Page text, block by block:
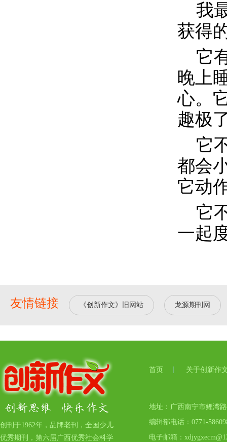
我
获得
它
晚上
心。
趣极
它
都会
它动
它
一起
友情链接 《创新作文》旧网站 龙源期刊网
创刊于1962年，品牌老刊，全国少儿
优秀期刊，第六届广西优秀社会科学
首页 关于创新作
地址：广西南宁市鲤湾
编辑部电话：0771-
电子邮箱：